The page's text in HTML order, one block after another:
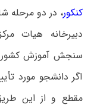
کنکور، در دو مرحله
دبیرخانه هیات
سنجش آموزش کشور
اگر دانشجو مورد
مقطع و از این